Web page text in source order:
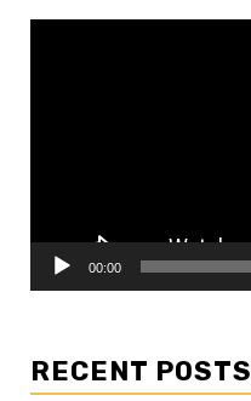
00:00
RECENT POSTS